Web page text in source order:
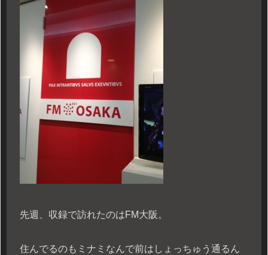
先週、収録で訪れたのはFM大阪。
住んでるのもミナミなんで前はしょっちゅう通るん